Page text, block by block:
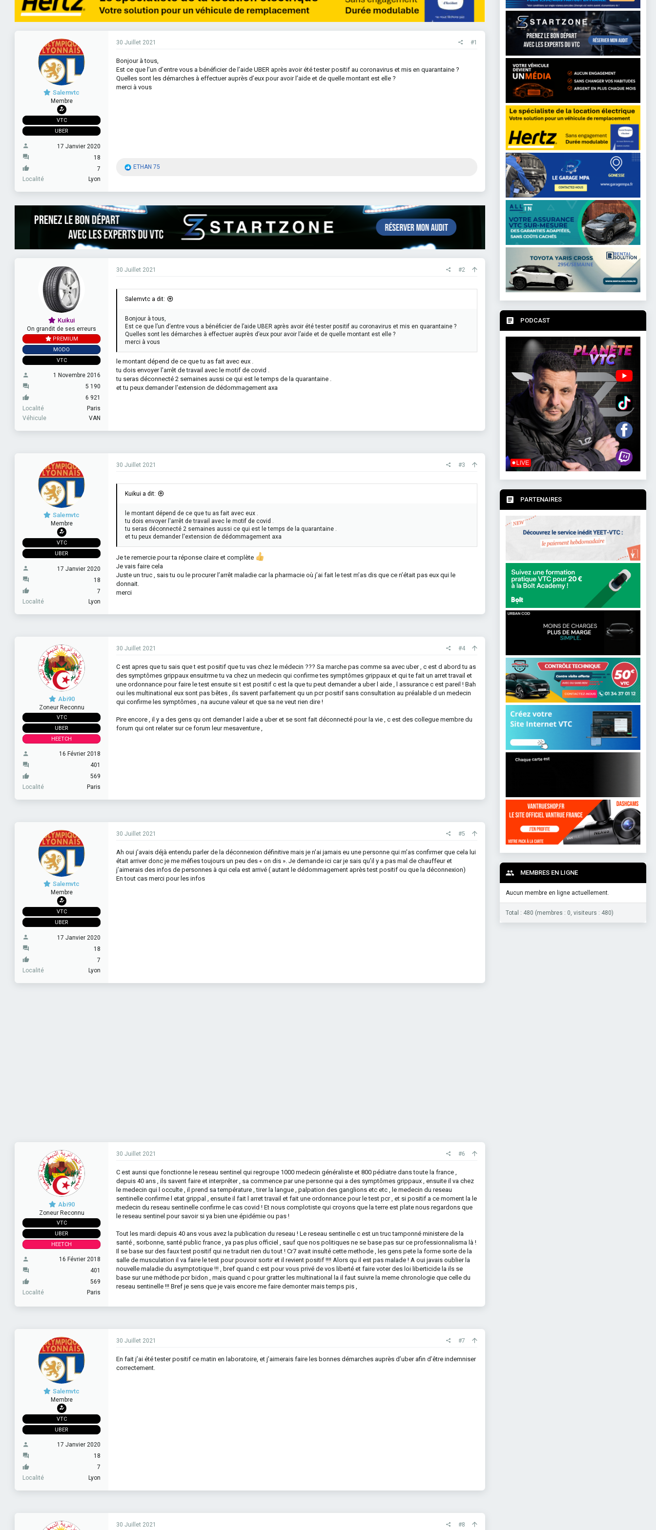
e
u
r
o
n
d
e
b
u
t
o
n
s
Salemvtc
Membre
VTC
UBER
17 Janvier 2020
18
7
Localité
Lyon
30 Juillet 2021 #1
Bonjour à tous,
Est ce que l’un d’entre vous a bénéficier de l’aide UBER après avoir été tester positif au coronavirus et mis en quarantaine ?
Quelles sont les démarches à effectuer auprès d’eux pour avoir l’aide et de quelle montant est elle ?
merci à vous
R
i
o
s
:
ETHAN 75
Kuikui
On grandit de ses erreurs
PREMIUM
MODO
VTC
1 Novembre 2016
5 190
6 921
Localité
Paris
Véhicule
VAN
30 Juillet 2021 #2
Salemvtc a dit:
Bonjour à tous,
Est ce que l’un d’entre vous a bénéficier de l’aide UBER après avoir été tester positif au coronavirus et mis en quarantaine ?
Quelles sont les démarches à effectuer auprès d’eux pour avoir l’aide et de quelle montant est elle ?
merci à vous
le montant dépend de ce que tu as fait avec eux .
tu dois envoyer l'arrêt de travail avec le motif de covid .
tu seras déconnecté 2 semaines aussi ce qui est le temps de la quarantaine .
et tu peux demander l'extension de dédommagement axa
Salemvtc
Membre
VTC
UBER
17 Janvier 2020
18
7
Localité
Lyon
30 Juillet 2021 #3
Kuikui a dit:
le montant dépend de ce que tu as fait avec eux .
tu dois envoyer l'arrêt de travail avec le motif de covid .
tu seras déconnecté 2 semaines aussi ce qui est le temps de la quarantaine .
et tu peux demander l'extension de dédommagement axa
Je te remercie pour ta réponse claire et complète
Je vais faire cela
Juste un truc , sais tu ou le procurer l’arrêt maladie car la pharmacie où j’ai fait le test m’as dis que ce n’était pas eux qui le
donnait.
merci
Abi90
Zoneur Reconnu
VTC
UBER
HEETCH
16 Février 2018
401
569
Localité
Paris
30 Juillet 2021 #4
C est apres que tu sais que t est positif que tu vas chez le médecin ??? Sa marche pas comme sa avec uber , c est d abord tu as
des symptômes grippaux ensuitrme tu va chez un medecin qui confirme tes symptômes grippaux et qui te fait un arret travail et
une ordonnance pour faire le test ensuite si t est positif c est la que tu peut demander a uber l aide , l assurance c est pareil ! Bah
oui les multinational eux sont pas bêtes , ils savent parfaitement qu un pcr positif sans consultation au préalable d un medecin
qui confirme les symptômes , na aucune valeur et que sa ne veut rien dire !
Pire encore , il y a des gens qu ont demander l aide a uber et se sont fait déconnecté pour la vie , c est des collegue membre du
forum qui ont relater sur ce forum leur mesaventure ,
Salemvtc
Membre
VTC
UBER
17 Janvier 2020
18
7
Localité
Lyon
30 Juillet 2021 #5
Ah oui j’avais déjà entendu parler de la déconnexion définitive mais je n’ai jamais eu une personne qui m’as confirmer que cela lui
était arriver donc je me méfies toujours un peu des « on dis ». Je demande ici car je sais qu’il y a pas mal de chauffeur et
j’aimerais des infos de personnes à qui cela est arrivé ( autant le dédommagement après test positif ou que la déconnexion)
En tout cas merci pour les infos
Abi90
Zoneur Reconnu
VTC
UBER
HEETCH
16 Février 2018
401
569
Localité
Paris
30 Juillet 2021 #6
C est aunsi que fonctionne le reseau sentinel qui regroupe 1000 medecin généraliste et 800 pédiatre dans toute la france ,
depuis 40 ans , ils savent faire et interpréter , sa commence par une personne qui a des symptômes grippaux , ensuite il va chez
le medecin qui l occulte , il prend sa température , tirer la langue , palpation des ganglions etc etc , le medecin du reseau
sentinelle confirme l etat grippal , ensuite il fait l arret travail et fait une ordonnance pour le test pcr , et si positif a ce moment la le
medecin du reseau sentinelle confirme le cas covid ! Et nous complotiste qui croyons que la terre est plate nous regardons que
le reseau sentinel pour savoir si ya bien une épidémie ou pas !
Tout les mardi depuis 40 ans vous avez la publication du reseau ! Le reseau sentinelle c est un truc tamponné ministere de la
santé , sorbonne, santé public france , ya pas plus officiel , sauf que nos politiques ne se base pas sur ce professionnalisma là !
Il se base sur des faux test positif qui ne traduit rien du tout ! Cr7 avait insulté cette methode , les gens pete la forme sorte de la
salle de musculation il va faire le test pour pouvoir sortir et il revient positif !!!! Alors qu il est pas malade ! A oui javais oublier la
nouvelle maladie du asymptotique !!! , bref quand c est pour vous privé de vos liberté et faire voter des loi liberticide la ils se
base sur une méthode pcr bidon , mais quand c pour gratter les multinational la il faut suivre la meme chronologie que celle du
reseau sentinelle !!! Bref je sens que je vais encore me faire demonter mais temps pis ,
Salemvtc
Membre
VTC
UBER
17 Janvier 2020
18
7
Localité
Lyon
30 Juillet 2021 #7
En fait j’ai été tester positif ce matin en laboratoire, et j’aimerais faire les bonnes démarches auprès d’uber afin d’être indemniser
correctement.
30 Juillet 2021 #8
PODCAST
PARTENAIRES
MEMBRES EN LIGNE
Aucun membre en ligne actuellement.
Total : 480 (membres : 0, visiteurs : 480)